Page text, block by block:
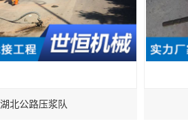
湖北公路压浆队